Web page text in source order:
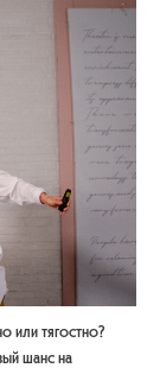
или тягостно?
шанс на